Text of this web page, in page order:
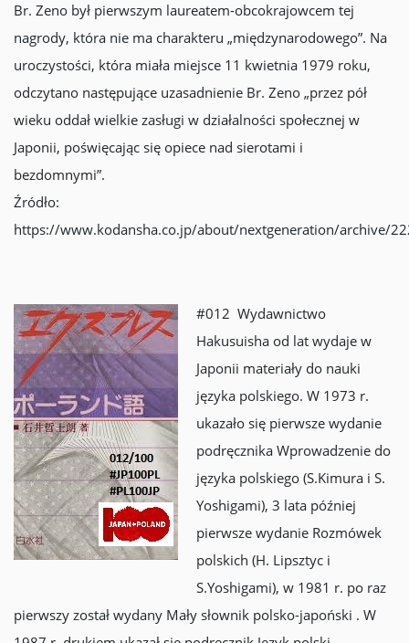
Br. Zeno był pierwszym laureatem-obcokrajowcem tej
nagrody, która nie ma charakteru „międzynarodowego”. Na
uroczystości, która miała miejsce 11 kwietnia 1979 roku,
odczytano następujące uzasadnienie Br. Zeno „przez pół
wieku oddał wielkie zasługi w działalności społecznej w
Japonii, poświęcając się opiece nad sierotami i
bezdomnymi”.
Źródło:
https://www.kodansha.co.jp/about/nextgeneration/archive/
#012 Wydawnictwo
Hakusuisha od lat wydaje w
Japonii materiały do nauki
języka polskiego. W 1973 r.
ukazało się pierwsze wydanie
podręcznika Wprowadzenie do
języka polskiego (S.Kimura i S.
Yoshigami), 3 lata później
pierwsze wydanie Rozmówek
polskich (H. Lipsztyc i
S.Yoshigami), w 1981 r. po raz
pierwszy został wydany Mały słownik polsko-japoński . W